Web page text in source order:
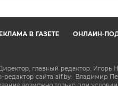
В ГАЗЕТЕ
ОНЛАЙН-
главный редактор: Игорь
сайта aif.by: Владимир